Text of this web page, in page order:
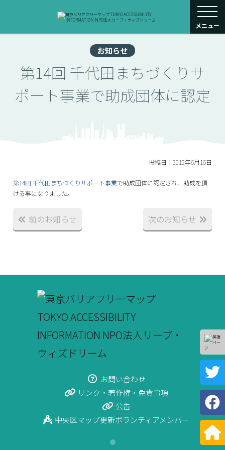
メニュー
お知らせ
第14回 千代田まちづくりサ
ポート事業で助成団体に認定
投稿日：2012年6月16日
第14回 千代田まちづくりサポート事業で助成団体に認定され、助成を頂
ける事になりました。
前のお知らせ 次のお知らせ
お問い合わせ
リンク・著作権・免責事項
公告
中央区マップ更新ボランティアメンバー
●